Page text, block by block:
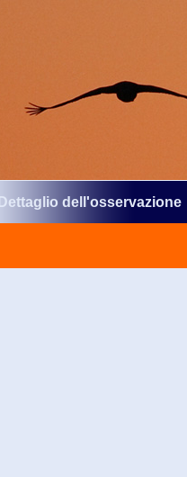
Dettaglio dell'osservazione